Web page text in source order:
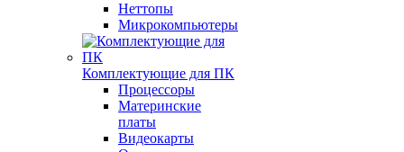
Неттопы
Микрокомпьютеры
Комплектующие для ПК
Процессоры
Материнские
платы
Видеокарты